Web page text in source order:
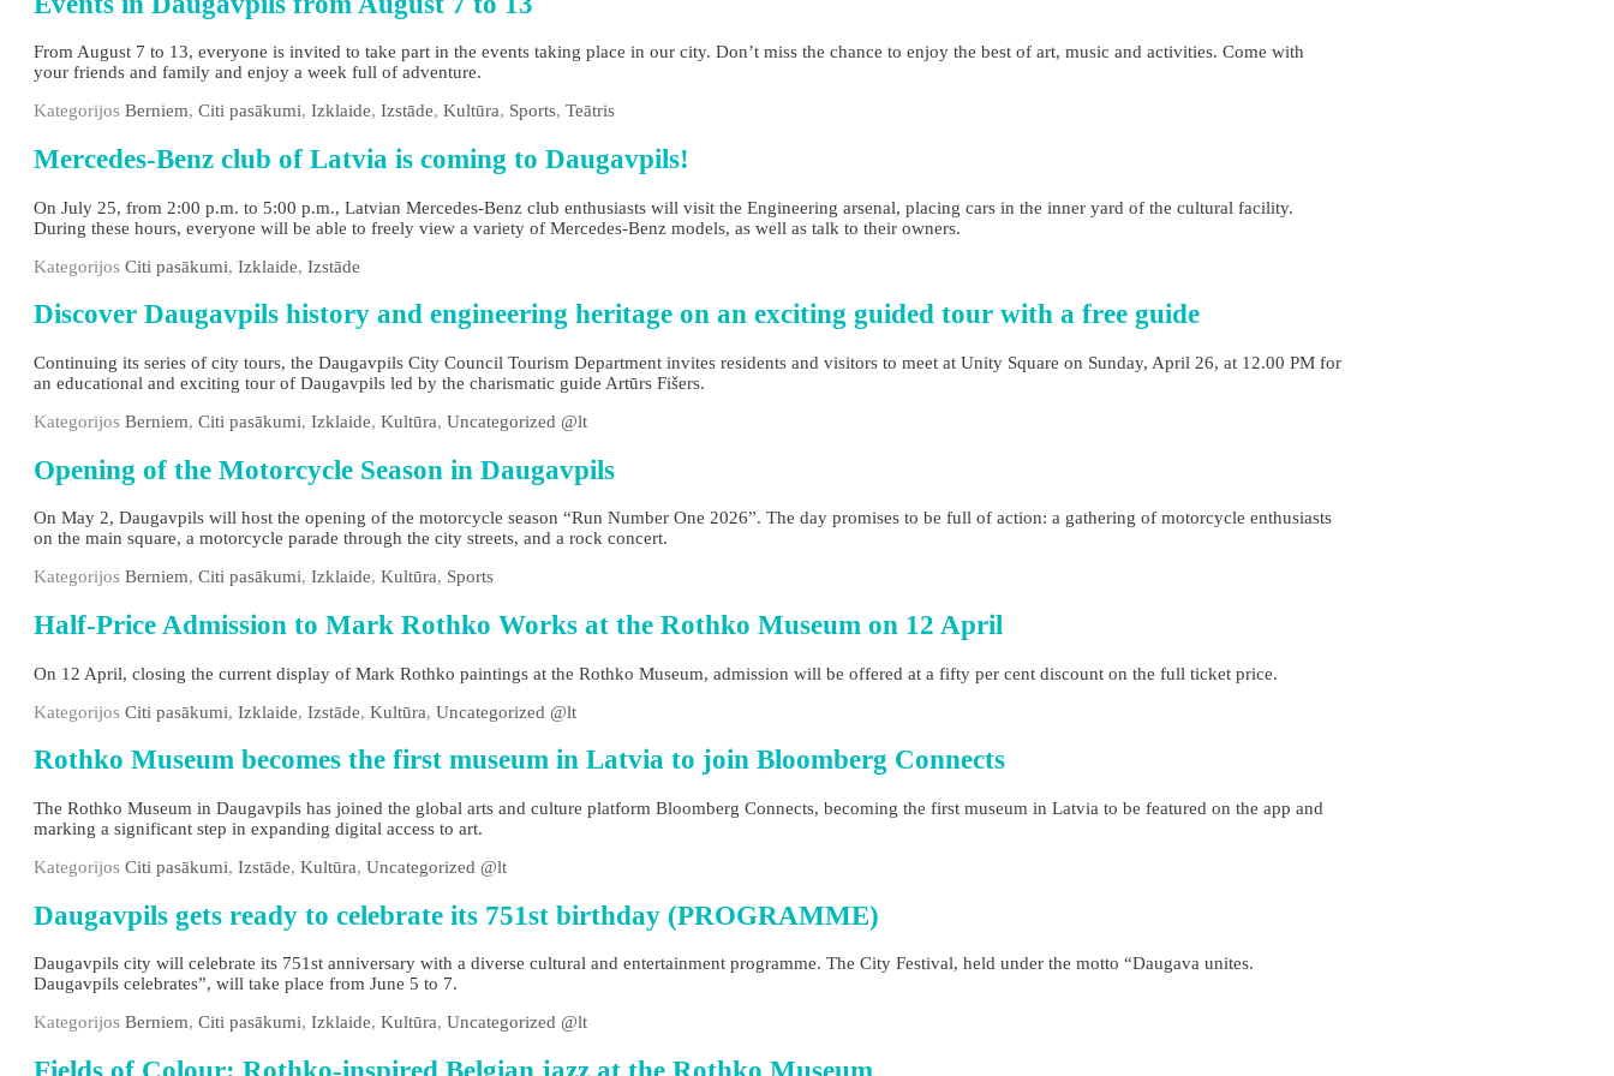
From August 7 to 13, everyone is invited to take part in the events taking place in our city. Don’t miss the chance to enjoy the best of art, music and activities. Come with
your friends and family and enjoy a week full of adventure.
Kategorijos Berniem, Citi pasākumi, Izklaide, Izstāde, Kultūra, Sports, Teātris
Mercedes-Benz club of Latvia is coming to Daugavpils!
On July 25, from 2:00 p.m. to 5:00 p.m., Latvian Mercedes-Benz club enthusiasts will visit the Engineering arsenal, placing cars in the inner yard of the cultural facility.
During these hours, everyone will be able to freely view a variety of Mercedes-Benz models, as well as talk to their owners.
Kategorijos Citi pasākumi, Izklaide, Izstāde
Discover Daugavpils history and engineering heritage on an exciting guided tour with a free guide
Continuing its series of city tours, the Daugavpils City Council Tourism Department invites residents and visitors to meet at Unity Square on Sunday, April 26, at 12.00 PM for
an educational and exciting tour of Daugavpils led by the charismatic guide Artūrs Fišers.
Kategorijos Berniem, Citi pasākumi, Izklaide, Kultūra, Uncategorized @lt
Opening of the Motorcycle Season in Daugavpils
On May 2, Daugavpils will host the opening of the motorcycle season “Run Number One 2026”. The day promises to be full of action: a gathering of motorcycle enthusiasts
on the main square, a motorcycle parade through the city streets, and a rock concert.
Kategorijos Berniem, Citi pasākumi, Izklaide, Kultūra, Sports
Half-Price Admission to Mark Rothko Works at the Rothko Museum on 12 April
On 12 April, closing the current display of Mark Rothko paintings at the Rothko Museum, admission will be offered at a fifty per cent discount on the full ticket price.
Kategorijos Citi pasākumi, Izklaide, Izstāde, Kultūra, Uncategorized @lt
Rothko Museum becomes the first museum in Latvia to join Bloomberg Connects
The Rothko Museum in Daugavpils has joined the global arts and culture platform Bloomberg Connects, becoming the first museum in Latvia to be featured on the app and
marking a significant step in expanding digital access to art.
Kategorijos Citi pasākumi, Izstāde, Kultūra, Uncategorized @lt
Daugavpils gets ready to celebrate its 751st birthday (PROGRAMME)
Daugavpils city will celebrate its 751st anniversary with a diverse cultural and entertainment programme. The City Festival, held under the motto “Daugava unites.
Daugavpils celebrates”, will take place from June 5 to 7.
Kategorijos Berniem, Citi pasākumi, Izklaide, Kultūra, Uncategorized @lt